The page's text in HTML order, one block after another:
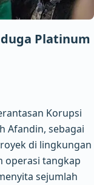
Platinum
Korupsi
Afandin, sebagai
di lingkungan
operasi tangkap
sejumlah